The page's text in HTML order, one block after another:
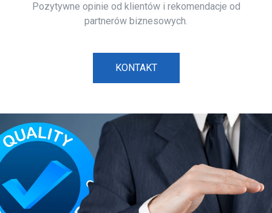
Pozytywne opinie od klientów i rekomendacje od
partnerów biznesowych.
KONTAKT